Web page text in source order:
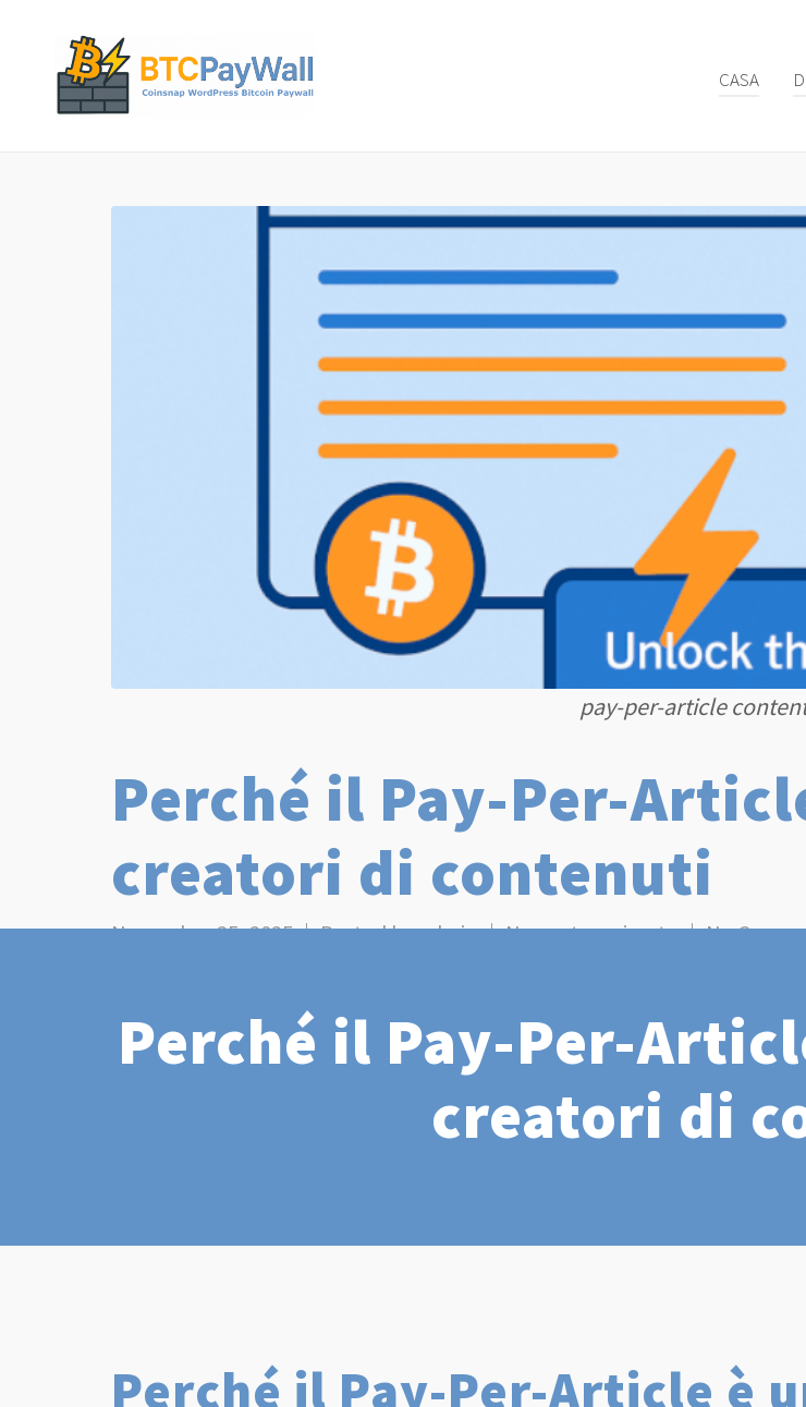
CASA
pay-per-article
Perché il Pay-Per-
creatori di contenuti
Novembre 25, 2025 Posted byadmin Non categorizzato No
Perché il Pay-Per-
creatori di
Perché il Pay-Per-Article è